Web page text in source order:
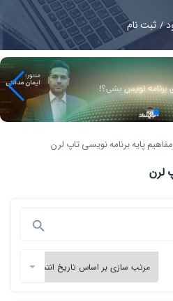
ثبت نام
مفاهیم پایه برنامه نویسی تاپ لرن
لرن